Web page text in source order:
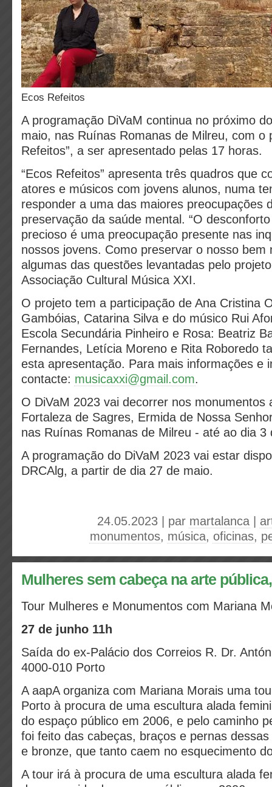
Ecos Refeitos
A programação DiVaM continua no próximo
maio, nas Ruínas Romanas de Milreu, com o
Refeitos”, a ser apresentado pelas 17 horas.
“Ecos Refeitos” apresenta três quadros que
atores e músicos com jovens alunos, numa
responder a uma das maiores preocupações
preservação da saúde mental. “O
precioso é uma preocupação presente nas
nossos jovens. Como preservar o nosso bem
algumas das questões levantadas pelo
Associação Cultural Música XXI.
O projeto tem a participação de Ana Cristina
Gambóias, Catarina Silva e do músico Rui
Escola Secundária Pinheiro e Rosa: Beatriz
Fernandes, Letícia Moreno e Rita Roboredo
esta apresentação. Para mais informações e
contacte: musicaxxi@gmail.com.
O DiVaM 2023 vai decorrer nos monumentos
Fortaleza de Sagres, Ermida de Nossa
nas Ruínas Romanas de Milreu - até ao dia 3
A programação do DiVaM 2023 vai estar
DRCAlg, a partir de dia 27 de maio.
24.05.2023 | par martalanca
monumentos, música, oficinas,
Mulheres sem cabeça na arte
Tour Mulheres e Monumentos com Mariana
27 de junho 11h
Saída do ex-Palácio dos Correios R. Dr.
4000-010 Porto
A aapA organiza com Mariana Morais uma
Porto à procura de uma escultura alada
do espaço público em 2006, e pelo caminho
foi feito das cabeças, braços e pernas
e bronze, que tanto caem no esquecimento
A tour irá à procura de uma escultura alada